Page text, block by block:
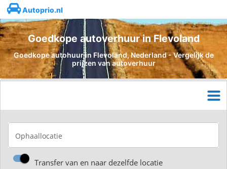
Autoprio.nl
Goedkope autoverhuur in Flevoland
Goedkope autohuur in Flevoland, Nederland - Vergelijk de
prijzen van autoverhuur
Ophaallocatie
Transfer van en naar dezelfde locatie